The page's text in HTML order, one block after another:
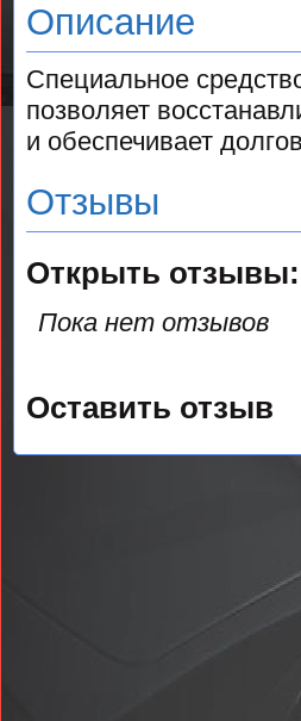
Описание
Специальное
позволяет
и обеспечивает
Отзывы
Открыть
Пока нет отзывов
Оставить отзыв